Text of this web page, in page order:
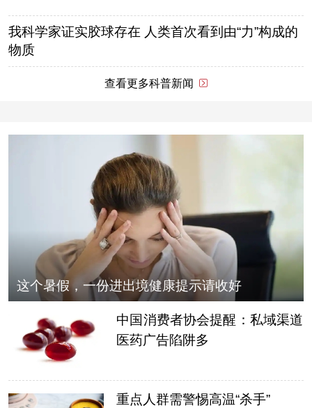
我科学家证实胶球存在 人类首次看到由“力”构成的
物质
查看更多科普新闻
这个暑假，一份进出境健康提示请收好
中国消费者协会提醒：私域渠道
医药广告陷阱多
重点人群需警惕高温“杀手”